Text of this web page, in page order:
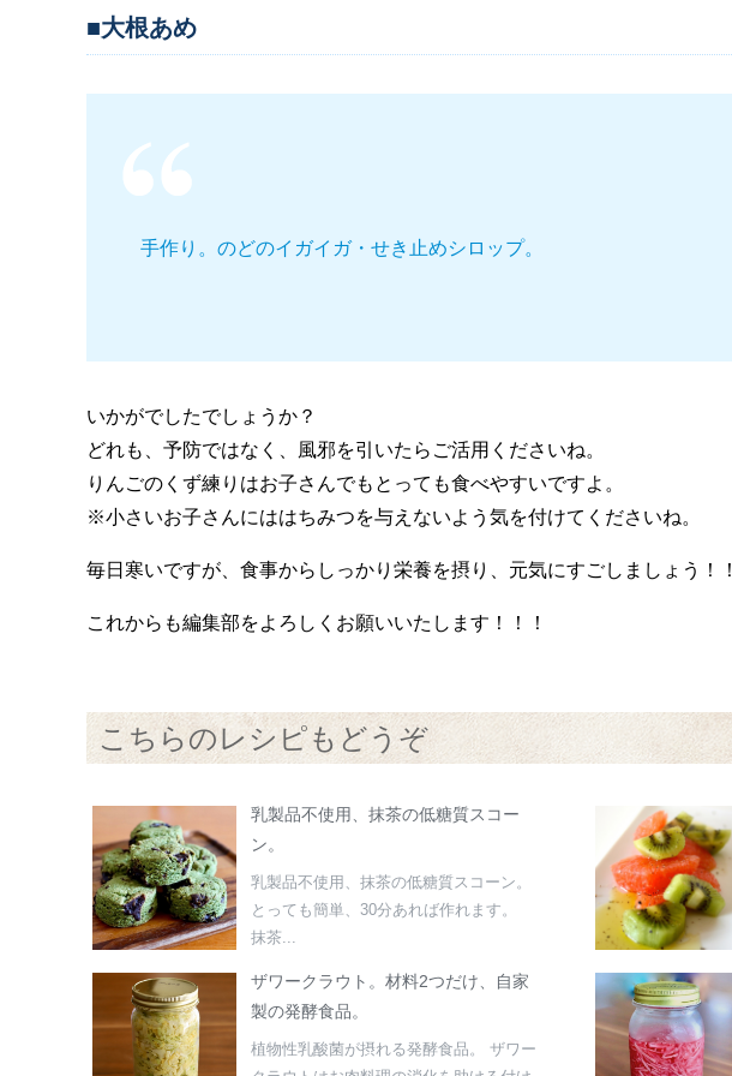
■大根あめ
手作り。のどのイガイガ・せき止めシロップ。
いかがでしたでしょうか？
どれも、予防ではなく、風邪を引いたらご活用くださいね。
りんごのくず練りはお子さんでもとっても食べやすいですよ。
※小さいお子さんにははちみつを与えないよう気を付けてくださいね。
毎日寒いですが、食事からしっかり栄養を摂り、元気にすごしましょう！！
これからも編集部をよろしくお願いいたします！！！
こちらのレシピもどうぞ
乳製品不使用、抹茶の低糖質スコー
ン。
乳製品不使用、抹茶の低糖質スコーン。
とっても簡単、30分あれば作れます。
抹茶...
ザワークラウト。材料2つだけ、自家
製の発酵食品。
植物性乳酸菌が摂れる発酵食品。 ザワー